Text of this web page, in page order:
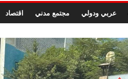
صور .. اعتماد الرسومات النهائية
الوزاري لمدينة الصحفيين..
إنشاء المبنى الإداري
متابعة قضية الدكتور محمد
قرينة البراءة وضمانات المحاكمة
حق أصيل
عربي ودولي مجتمع مدني اقتصاد